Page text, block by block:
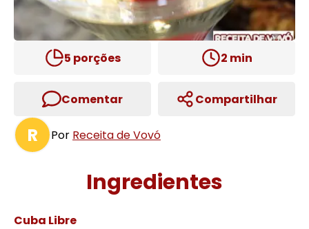
5 porções 2 min
Comentar Compartilhar
R Por Receita de Vovó
Ingredientes
Cuba Libre